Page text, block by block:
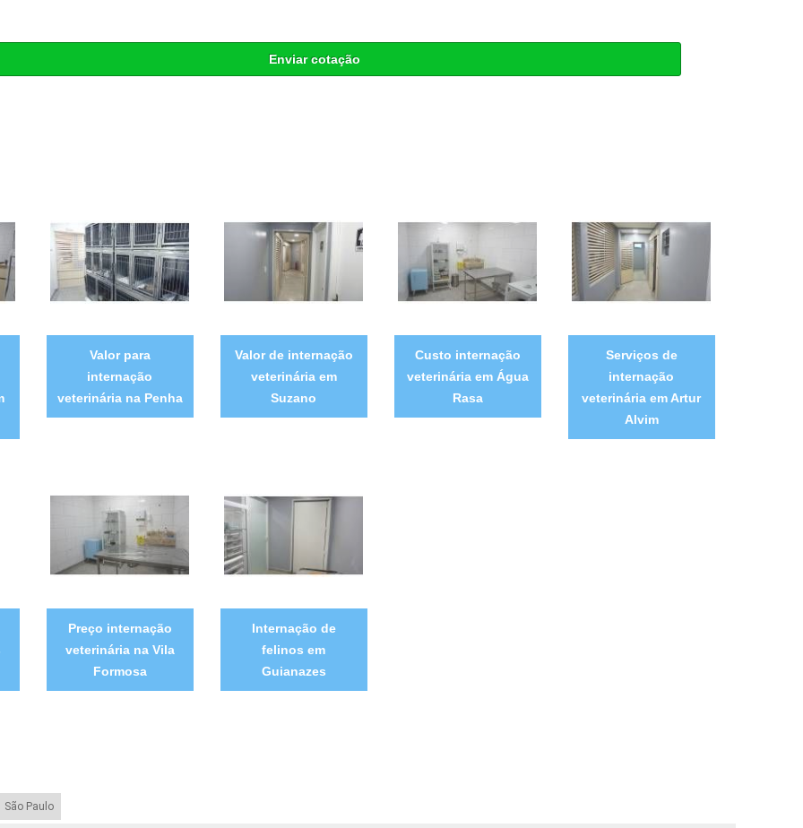
Enviar cotação
Valor para
internação
veterinária na Penha
Valor de internação
veterinária em
Suzano
Custo internação
veterinária em Água
Rasa
Serviços de
internação
veterinária em Artur
Alvim
Preço internação
veterinária na Vila
Formosa
Internação de
felinos em
Guianazes
São Paulo